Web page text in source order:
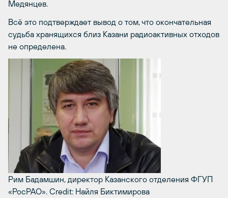
Медянцев.
Всё это подтверждает вывод о том, что окончательная
судьба хранящихся близ Казани радиоактивных отходов
не определена.
Рим Бадамшин, директор Казанского отделения ФГУП
«РосРАО». Credit: Найля Биктимирова